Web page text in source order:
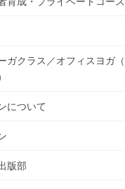
ガクラス／オフィスヨガ
について
版部